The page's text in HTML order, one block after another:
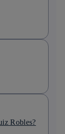
Robles?